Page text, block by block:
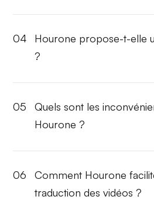
04
Hourone propose-t-elle
?
05
Quels sont les
Hourone ?
06
Comment Hourone
traduction des vidéos ?